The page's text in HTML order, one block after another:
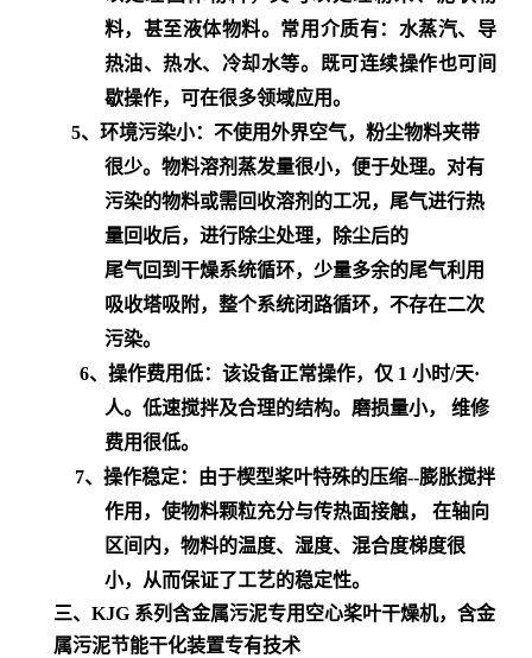
料，甚至液体物料。常用介质有：水蒸汽、导
热油、热水、冷却水等。既可连续操作也可间
歇操作，可在很多领域应用。
5、 环境污染小： 不使用外界空气，粉尘物料夹带
很少。物料溶剂蒸发量很小，便于处理。对有
污染的物料或需回收溶剂的工况，尾气进行热
量回收后，进行除尘处理，除尘后的
尾气回到干燥系统循环，少量多余的尾气利用
吸收塔吸附，整个系统闭路循环，不存在二次
污染。
6、 操作费用低： 该设备正常操作，仅 1 小时/天·
人。低速搅拌及合理的结构。磨损量小， 维修
费用很低。
7、 操作稳定： 由于楔型桨叶特殊的压缩--膨胀搅拌
作用，使物料颗粒充分与传热面接触， 在轴向
区间内，物料的温度、湿度、混合度梯度很
小，从而保证了工艺的稳定性。
三、 KJG 系列含金属污泥专用空心桨叶干燥机，含金
属污泥节能干化装置专有技术